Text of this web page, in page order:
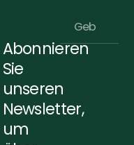
Abonnieren
Sie
unseren
Newsletter,
um
Alternative: